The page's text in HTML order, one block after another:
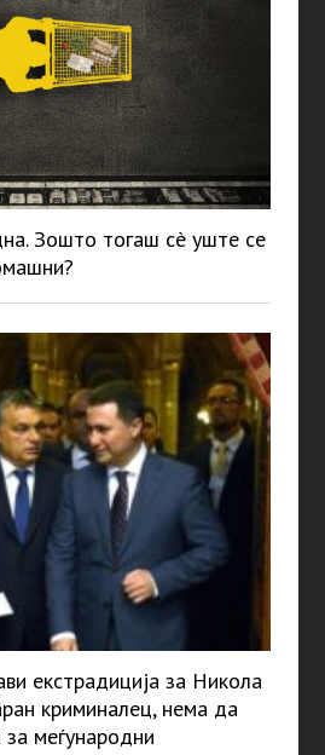
Зошто тогаш сè уште се
екстрадиција за Никола
криминалец, нема да
меѓународни